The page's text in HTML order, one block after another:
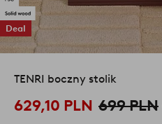
Deal
TENRI boczny stolik
629,10 PLN 699 PLN